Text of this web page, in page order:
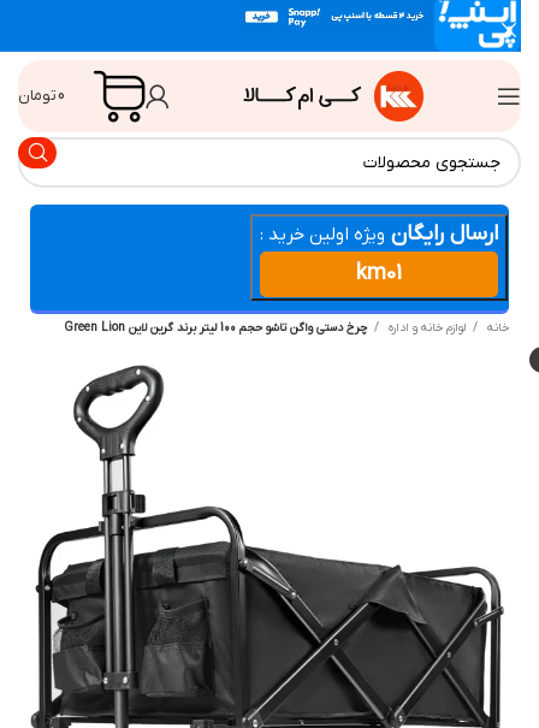
تومان
ارسال رایگان ویژه اولین خرید :
km01
لوازم خانه و اداره چرخ دستی واگن تاشو حجم 100 لیتر برند گرین لاین Green Lion